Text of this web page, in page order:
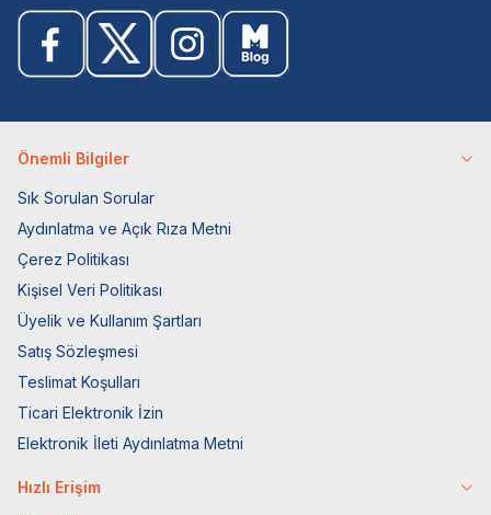
Önemli Bilgiler
Sık Sorulan Sorular
Aydınlatma ve Açık Rıza Metni
Çerez Politikası
Kişisel Veri Politikası
Üyelik ve Kullanım Şartları
Satış Sözleşmesi
Teslimat Koşulları
Ticari Elektronik İzin
Elektronik İleti Aydınlatma Metni
Hızlı Erişim